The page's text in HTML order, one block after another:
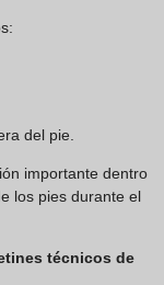
del pie.
importante dentro
los pies durante el
técnicos de